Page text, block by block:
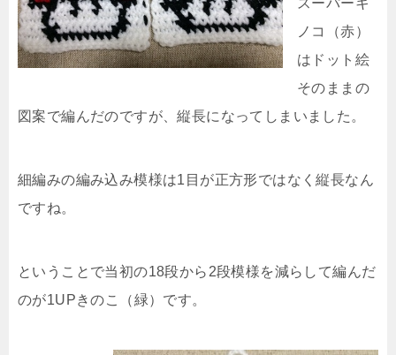
スーパーキ
ノコ（赤）
はドット絵
そのままの
図案で編んだのですが、縦長になってしまいました。
細編みの編み込み模様は1目が正方形ではなく縦長なん
ですね。
ということで当初の18段から2段模様を減らして編んだ
のが1UPきのこ（緑）です。